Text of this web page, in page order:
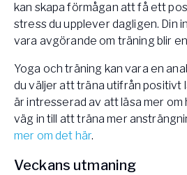
kan skapa förmågan att få ett
stress du upplever dagligen. Din
vara avgörande om träning blir
Yoga och träning kan vara en
du väljer att träna utifrån positivt
är intresserad av att läsa mer om
väg in till att träna mer
mer om det här.
Veckans utmaning